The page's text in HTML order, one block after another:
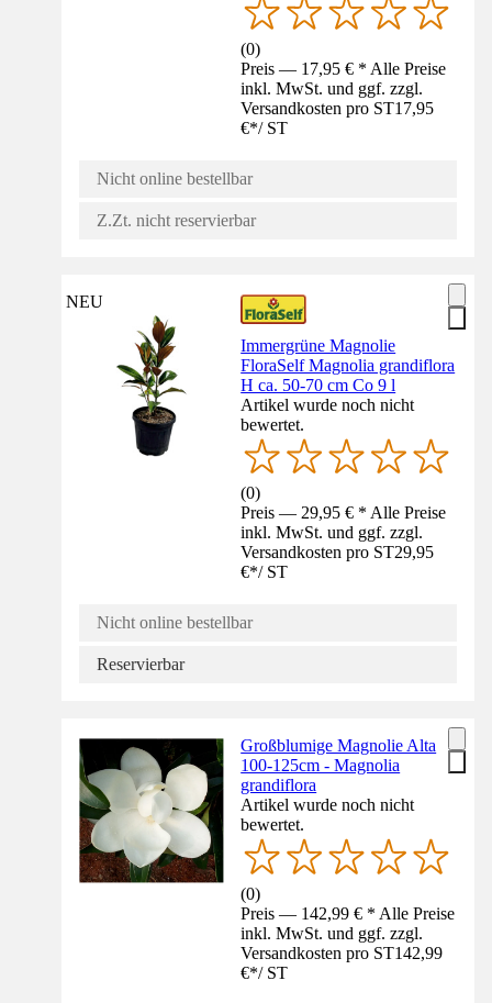
(0)
Preis — 17,95 € * Alle Preise
inkl. MwSt. und ggf. zzgl.
Versandkosten pro ST17,95
€*/ ST
Nicht online bestellbar
Z.Zt. nicht reservierbar
NEU
Immergrüne Magnolie
FloraSelf Magnolia grandiflora
H ca. 50-70 cm Co 9 l
Artikel wurde noch nicht
bewertet.
(0)
Preis — 29,95 € * Alle Preise
inkl. MwSt. und ggf. zzgl.
Versandkosten pro ST29,95
€*/ ST
Nicht online bestellbar
Reservierbar
Großblumige Magnolie Alta
100-125cm - Magnolia
grandiflora
Artikel wurde noch nicht
bewertet.
(0)
Preis — 142,99 € * Alle Preise
inkl. MwSt. und ggf. zzgl.
Versandkosten pro ST142,99
€*/ ST